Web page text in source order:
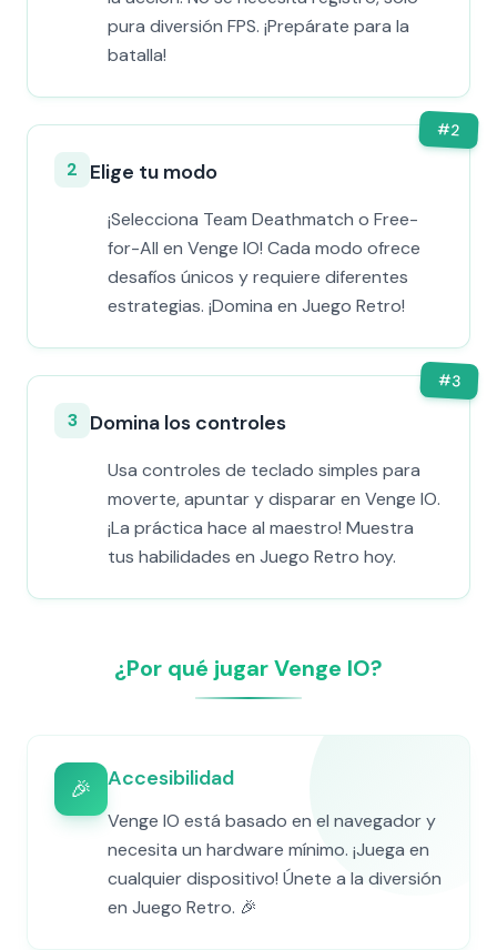
pura diversión FPS. ¡Prepárate para la
batalla!
#2
2 Elige tu modo
¡Selecciona Team Deathmatch o Free-
for-All en Venge IO! Cada modo ofrece
desafíos únicos y requiere diferentes
estrategias. ¡Domina en Juego Retro!
#3
3 Domina los controles
Usa controles de teclado simples para
moverte, apuntar y disparar en Venge IO.
¡La práctica hace al maestro! Muestra
tus habilidades en Juego Retro hoy.
¿Por qué jugar Venge IO?
🎉 Accesibilidad
Venge IO está basado en el navegador y
necesita un hardware mínimo. ¡Juega en
cualquier dispositivo! Únete a la diversión
en Juego Retro. 🎉